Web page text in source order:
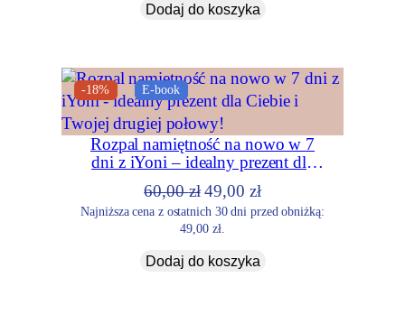
Dodaj do koszyka
-18% E-book
Rozpal namiętność na nowo w 7
dni z iYoni – idealny prezent dla
Ciebie i Twojej drugiej połowy!
60,00zł Pierwotna
cena
wynosiła:
60,00 zł.
49,00 złAktualna
cena
Najniższa cena z ostatnich 30 dni przed obniżką:
49,00 zł.
Dodaj do koszyka